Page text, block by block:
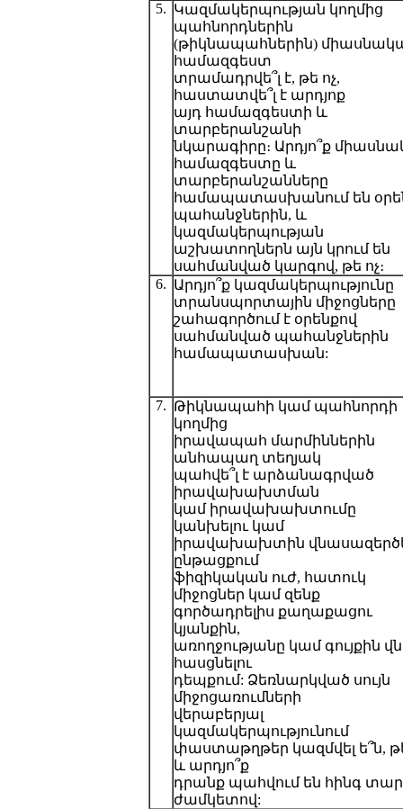
5. Կազմակերպության կողմից
պահնորդներին
(թիկնապահներին)
համազգեստ
տրամադրվե՞լ է, թե ոչ,
հաստատվե՞լ է արդյոք
այդ համազգեստի և
տարբերանշանի
նկարագիրը։ Արդյո՞ք
համազգեստը և
տարբերանշանները
համապատասխանում են
պահանջներին, և
կազմակերպության
աշխատողներն այն կրում են
սահմանված կարգով, թե ոչ։
6. Արդյո՞ք կազմակերպությունը
տրանսպորտային միջոցները
շահագործում է օրենքով
սահմանված պահանջներին
համապատասխան:
7. Թիկնապահի կամ պահնորդի
կողմից
իրավապահ մարմիններին
անհապաղ տեղյակ
պահվե՞լ է արձանագրված
իրավախախտման
կամ իրավախախտումը
կանխելու կամ
իրավախախտին
ընթացքում
ֆիզիկական ուժ, հատուկ
միջոցներ կամ զենք
գործադրելիս քաղաքացու
կյանքին,
առողջությանը կամ գույքին
հասցնելու
դեպքում: Ձեռնարկված սույն
միջոցառումների
վերաբերյալ
կազմակերպությունում
փաստաթղթեր կազմվել ե՞ն,
և արդյո՞ք
դրանք պահվում են հինգ
ժամկետով: